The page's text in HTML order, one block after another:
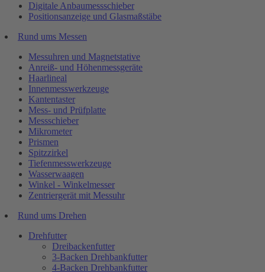
Digitale Anbaumessschieber
Positionsanzeige und Glasmaßstäbe
Rund ums Messen
Messuhren und Magnetstative
Anreiß- und Höhenmessgeräte
Haarlineal
Innenmesswerkzeuge
Kantentaster
Mess- und Prüfplatte
Messschieber
Mikrometer
Prismen
Spitzzirkel
Tiefenmesswerkzeuge
Wasserwaagen
Winkel - Winkelmesser
Zentriergerät mit Messuhr
Rund ums Drehen
Drehfutter
Dreibackenfutter
3-Backen Drehbankfutter
4-Backen Drehbankfutter